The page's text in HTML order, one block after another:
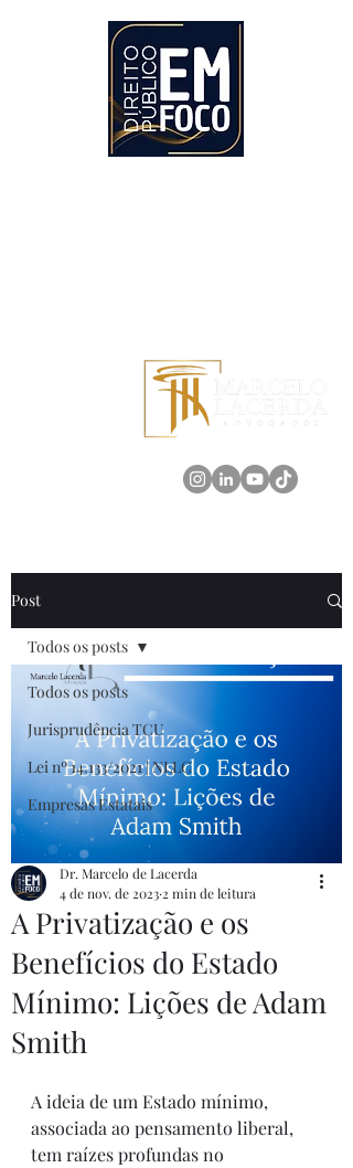
Post
Todos os posts
Jurisprudência TCU
Lei nº 14.133/2021 | NLLC
Empresas Estatais
Todos os posts
A Privatização e os
Benefícios do Estado
Mínimo: Lições de Adam
Smith
Dr. Marcelo de Lacerda
4 de nov. de 2023 2 min de leitura
A ideia de um Estado mínimo,
associada ao pensamento liberal,
tem raízes profundas no